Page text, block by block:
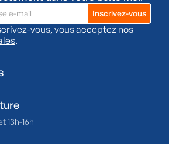
vous, vous acceptez nos
.
13h-16h